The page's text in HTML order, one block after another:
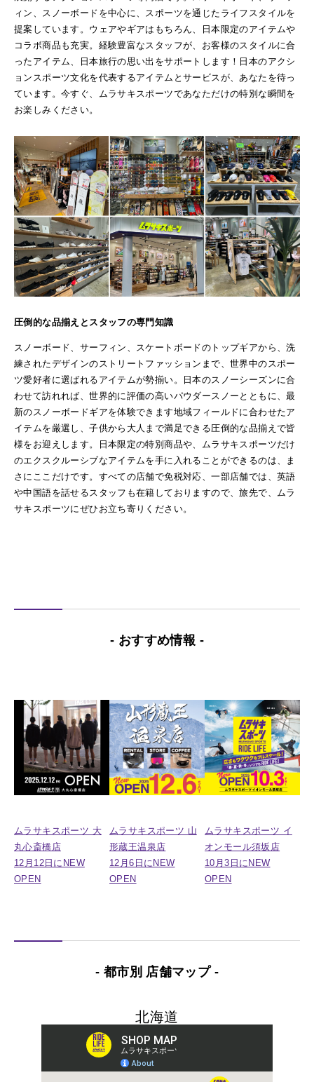
ィン、スノーボードを中心に、スポーツを通じたライフスタイルを
提案しています。ウェアやギアはもちろん、日本限定のアイテムや
コラボ商品も充実。経験豊富なスタッフが、お客様のスタイルに合
ったアイテム、日本旅行の思い出をサポートします！日本のアクシ
ョンスポーツ文化を代表するアイテムとサービスが、あなたを待っ
ています。今すぐ、ムラサキスポーツであなただけの特別な瞬間を
お楽しみください。
圧倒的な品揃えとスタッフの専門知識
スノーボード、サーフィン、スケートボードのトップギアから、洗
練されたデザインのストリートファッションまで、世界中のスポー
ツ愛好者に選ばれるアイテムが勢揃い。日本のスノーシーズンに合
わせて訪れれば、世界的に評価の高いパウダースノーとともに、最
新のスノーボードギアを体験できます地域フィールドに合わせたア
イテムを厳選し、子供から大人まで満足できる圧倒的な品揃えで皆
様をお迎えします。日本限定の特別商品や、ムラサキスポーツだけ
のエクスクルーシブなアイテムを手に入れることができるのは、ま
さにここだけです。すべての店舗で免税対応、一部店舗では、英語
や中国語を話せるスタッフも在籍しておりますので、旅先で、ムラ
サキスポーツにぜひお立ち寄りください。
- おすすめ情報 -
ムラサキスポーツ 大
丸心斎橋店
12月12日にNEW
OPEN
ムラサキスポーツ 山
形蔵王温泉店
12月6日にNEW
OPEN
ムラサキスポーツ イ
オンモール須坂店
10月3日にNEW
OPEN
- 都市別 店舗マップ -
北海道